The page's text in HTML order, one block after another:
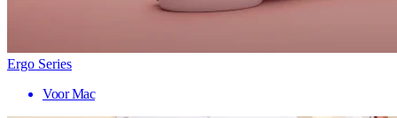
Ergo Series
Voor Mac